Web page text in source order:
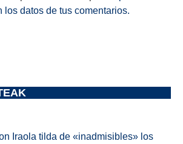
los datos de tus comentarios.
Iraola tilda de «inadmisibles» los